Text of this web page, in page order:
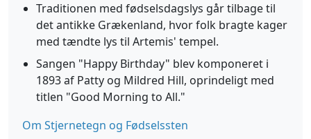
Traditionen med fødselsdagslys går tilbage til
det antikke Grækenland, hvor folk bragte kager
med tændte lys til Artemis' tempel.
Sangen "Happy Birthday" blev komponeret i
1893 af Patty og Mildred Hill, oprindeligt med
titlen "Good Morning to All."
Om Stjernetegn og Fødselssten